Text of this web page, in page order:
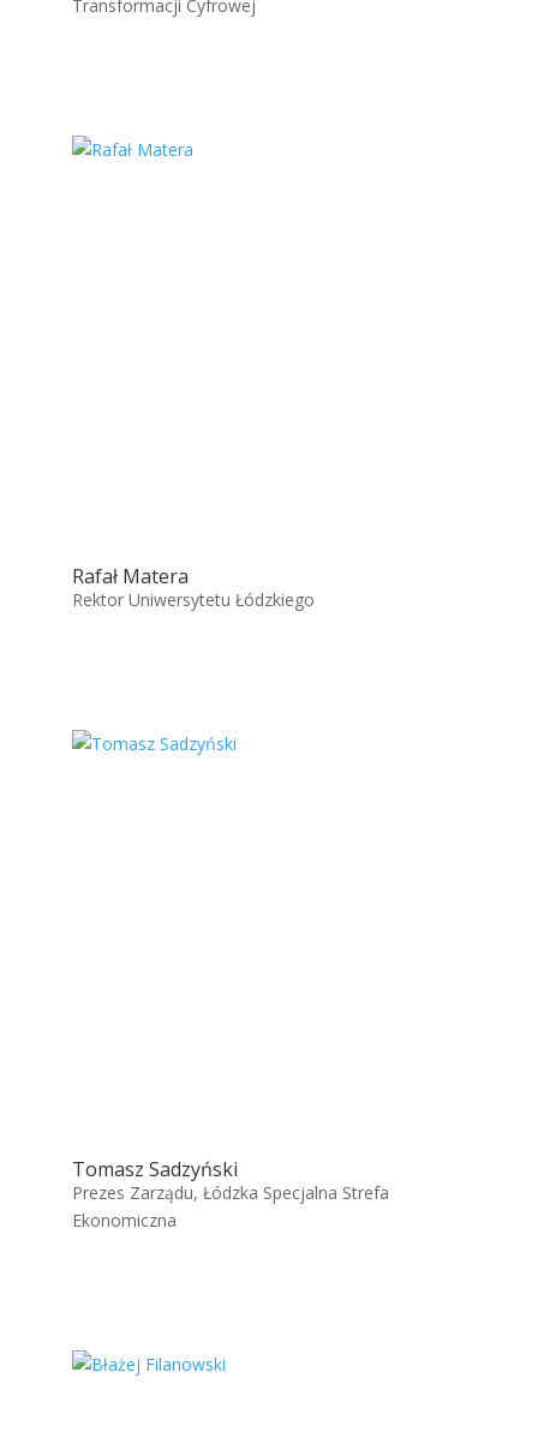
Transformacji Cyfrowej
Rafał Matera
Rektor Uniwersytetu Łódzkiego
Tomasz Sadzyński
Prezes Zarządu, Łódzka Specjalna Strefa
Ekonomiczna